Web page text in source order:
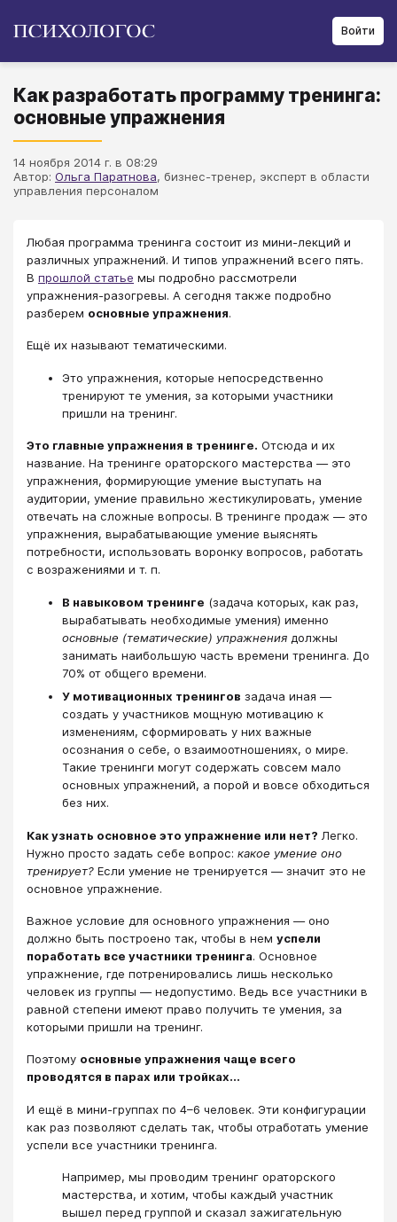
Войти
Как разработать программу тренинга:
основные упражнения
14 ноября 2014 г. в 08:29
Автор: Ольга Паратнова, бизнес-тренер, эксперт в области
управления персоналом
Любая программа тренинга состоит из мини-лекций и
различных упражнений. И типов упражнений всего пять.
В прошлой статье мы подробно рассмотрели
упражнения-разогревы. А сегодня также подробно
разберем основные упражнения.
Ещё их называют тематическими.
Это упражнения, которые непосредственно
тренируют те умения, за которыми участники
пришли на тренинг.
Это главные упражнения в тренинге. Отсюда и их
название. На тренинге ораторского мастерства — это
упражнения, формирующие умение выступать на
аудитории, умение правильно жестикулировать, умение
отвечать на сложные вопросы. В тренинге продаж — это
упражнения, вырабатывающие умение выяснять
потребности, использовать воронку вопросов, работать
с возражениями и т. п.
В навыковом тренинге (задача которых, как раз,
вырабатывать необходимые умения) именно
основные (тематические) упражнения должны
занимать наибольшую часть времени тренинга. До
70% от общего времени.
У мотивационных тренингов задача иная —
создать у участников мощную мотивацию к
изменениям, сформировать у них важные
осознания о себе, о взаимоотношениях, о мире.
Такие тренинги могут содержать совсем мало
основных упражнений, а порой и вовсе обходиться
без них.
Как узнать основное это упражнение или нет? Легко.
Нужно просто задать себе вопрос: какое умение оно
тренирует? Если умение не тренируется — значит это не
основное упражнение.
Важное условие для основного упражнения — оно
должно быть построено так, чтобы в нем успели
поработать все участники тренинга. Основное
упражнение, где потренировались лишь несколько
человек из группы — недопустимо. Ведь все участники в
равной степени имеют право получить те умения, за
которыми пришли на тренинг.
Поэтому основные упражнения чаще всего
проводятся в парах или тройках...
И ещё в мини-группах по 4–6 человек. Эти конфигурации
как раз позволяют сделать так, чтобы отработать умение
успели все участники тренинга.
Например, мы проводим тренинг ораторского
мастерства, и хотим, чтобы каждый участник
вышел перед группой и сказал зажигательную